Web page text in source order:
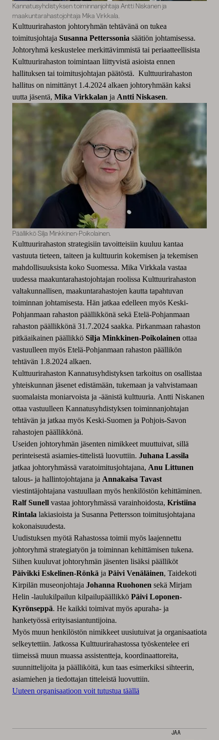
Kannatusyhdistyksen toiminnanjohtaja Antti Niskanen ja
maakuntarahastojohtaja Mika Virkkala.
Kulttuurirahaston johtoryhmän tehtävänä on tukea
toimitusjohtaja Susanna Petterssoniasäätiön johtamisessa.
Johtoryhmä keskustelee merkittävimmistä tai periaatteellisista
Kulttuurirahaston toimintaan liittyvistä asioista ennen
hallituksen tai toimitusjohtajan päätöstä. Kulttuurirahaston
hallitus on nimittänyt 1.4.2024 alkaen johtoryhmään kaksi
uutta jäsentä, Mika Virkkalanja Antti Niskasen.
Päällikkö Silja Minkkinen-Poikolainen.
Kulttuurirahaston strategisiin tavoitteisiin kuuluu kantaa
vastuuta tieteen, taiteen ja kulttuurin kokemisen ja tekemisen
mahdollisuuksista koko Suomessa. Mika Virkkala vastaa
uudessa maakuntarahastojohtajan roolissa Kulttuurirahaston
valtakunnallisen, maakuntarahastojen kautta tapahtuvan
toiminnan johtamisesta. Hän jatkaa edelleen myös Keski-
Pohjanmaan rahaston päällikkönä sekä Etelä-Pohjanmaan
rahaston päällikkönä 31.7.2024 saakka. Pirkanmaan rahaston
pitkäaikainen päällikkö Silja Minkkinen-Poikolainen ottaa
vastuulleen myös Etelä-Pohjanmaan rahaston päällikön
tehtävän 1.8.2024 alkaen.
Kulttuurirahaston Kannatusyhdistyksen tarkoitus on osallistaa
yhteiskunnan jäsenet edistämään, tukemaan ja vahvistamaan
suomalaista moniarvoista ja -äänistä kulttuuria. Antti Niskanen
ottaa vastuulleen Kannatusyhdistyksen toiminnanjohtajan
tehtävän ja jatkaa myös Keski-Suomen ja Pohjois-Savon
rahastojen päällikkönä.
Useiden johtoryhmän jäsenten nimikkeet muuttuivat, sillä
perinteisestä asiamies-tittelistä luovuttiin. Juhana Lassila
jatkaa johtoryhmässä varatoimitusjohtajana, Anu Littunen
talous- ja hallintojohtajana ja Annakaisa Tavast
viestintäjohtajana vastuullaan myös henkilöstön kehittäminen.
Ralf Sunellvastaa johtoryhmässä varainhoidosta, Kristiina
Rintala lakiasioista ja Susanna Pettersson toimitusjohtajana
kokonaisuudesta.
Uudistuksen myötä Rahastossa toimii myös laajennettu
johtoryhmä strategiatyön ja toiminnan kehittämisen tukena.
Siihen kuuluvat johtoryhmän jäsenten lisäksi päälliköt
Päivikki Eskelinen-Rönkä ja Päivi Venäläinen, Taidekoti
Kirpilän museonjohtaja Johanna Ruohonen sekä Mirjam
Helin -laulukilpailun kilpailupäällikkö Päivi Loponen-
Kyrönseppä. He kaikki toimivat myös apuraha- ja
hanketyössä erityisasiantuntijoina.
Myös muun henkilöstön nimikkeet uusiutuivat ja organisaatiota
selkeytettiin. Jatkossa Kulttuurirahastossa työskentelee eri
tiimeissä muun muassa assistentteja, koordinaattoreita,
suunnittelijoita ja päälliköitä, kun taas esimerkiksi sihteerin,
asiamiehen ja tiedottajan titteleistä luovuttiin.
Uuteen organisaatioon voit tutustua täällä
JAA